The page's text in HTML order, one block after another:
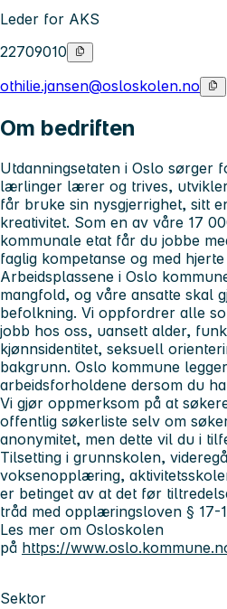
Leder for AKS
22709010
othilie.jansen@osloskolen.no
Om bedriften
Utdanningsetaten i Oslo sørger
lærlinger lærer og trives,
får bruke sin nysgjerrighet, sitt
kreativitet. Som en av våre 17
kommunale etat får du jobbe
faglig kompetanse og med
Arbeidsplassene i Oslo
mangfold, og våre ansatte skal
befolkning. Vi oppfordrer alle
jobb hos oss, uansett alder,
kjønnsidentitet, seksuell
bakgrunn. Oslo kommune
arbeidsforholdene dersom du
Vi gjør oppmerksom på at
offentlig søkerliste selv om
anonymitet, men dette vil du i
Tilsetting i grunnskolen,
voksenopplæring,
er betinget av at det før
tråd med opplæringsloven § 17-
Les mer om Osloskolen
på https://
Sektor